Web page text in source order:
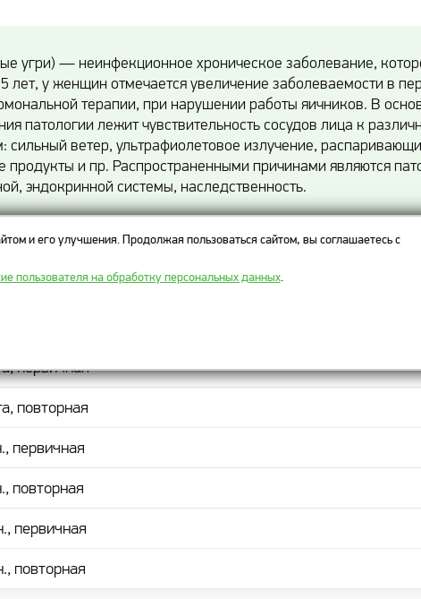
угри) — неинфекционное хроническое заболевание,
лет, у женщин отмечается увеличение заболеваемости в
терапии, при нарушении работы яичников. В
патологии лежит чувствительность сосудов лица к
сильный ветер, ультрафиолетовое излучение,
продукты и пр. Распространенными причинами являются
эндокринной системы, наследственность.
первичная
повторная
первичная
повторная
первичная
повторная
и его улучшения. Продолжая пользоваться сайтом, вы соглашаетесь с
пользователя на обработку персональных данных.